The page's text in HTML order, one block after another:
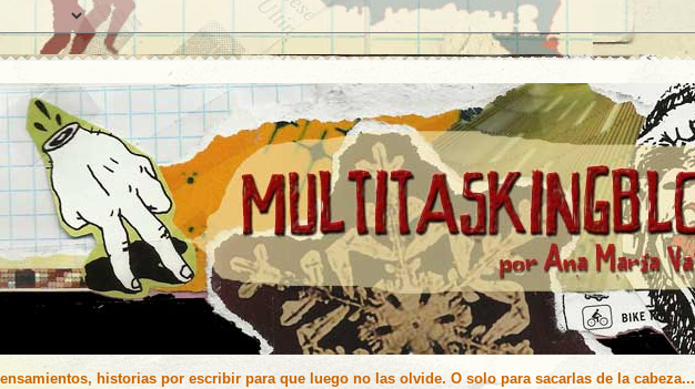
historias por escribir para que luego no las olvide. O solo para sacarlas de la cabeza...